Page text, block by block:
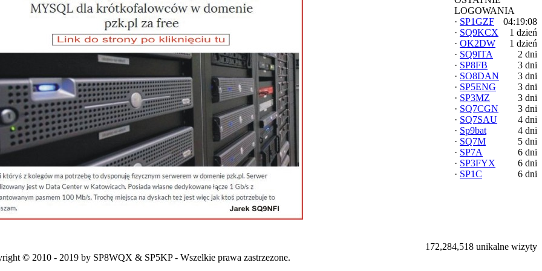
LOGOWANIA
· SP1GZF
04:19:08
· SQ9KCX
1 dzień
· OK2DW
1 dzień
· SQ9ITA
2 dni
· SP8FB
3 dni
· SO8DAN
3 dni
· SP5ENG
3 dni
· SP3MZ
3 dni
· SQ7CGN
3 dni
· SQ7SAU
4 dni
· Sp9bat
4 dni
· SQ7M
5 dni
· SP7A
6 dni
· SP3FYX
6 dni
· SP1C 6 dni
172,284,518 unikalne wizyty
© 2010 - 2019 by SP8WQX & SP5KP - Wszelkie prawa zastrzezone.